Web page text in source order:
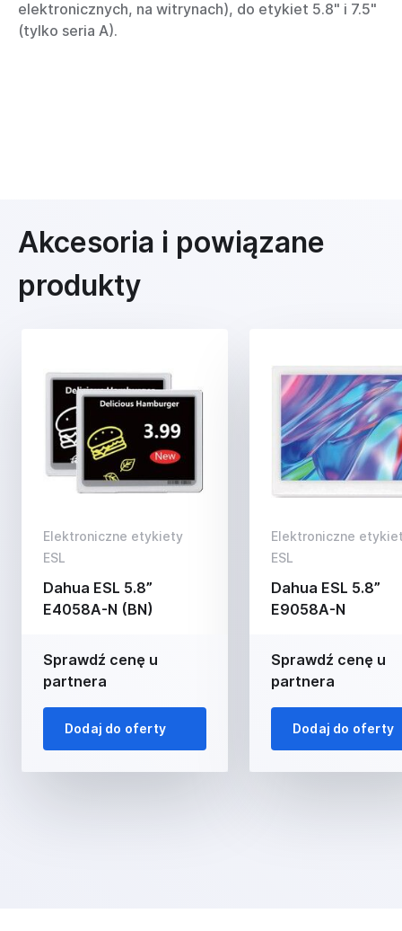
elektronicznych, na witrynach), do etykiet 5.8" i 7.5"
(tylko seria A).
Akcesoria i powiązane
produkty
Elektroniczne etykiety
ESL
Dahua ESL 5.8”
E4058A-N (BN)
Sprawdź cenę u
partnera
Dodaj do oferty
Elektroniczne
ESL
Dahua ESL 5.8”
E9058A-N
Sprawdź cenę u
partnera
Dodaj do oferty